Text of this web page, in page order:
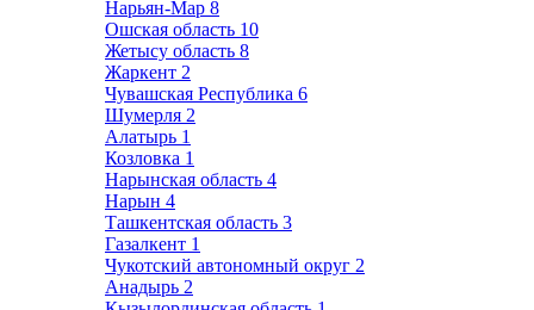
Нарьян-Мар 8
Ошская область 10
Жетысу область 8
Жаркент 2
Чувашская Республика 6
Шумерля 2
Алатырь 1
Козловка 1
Нарынская область 4
Нарын 4
Ташкентская область 3
Газалкент 1
Чукотский автономный округ 2
Анадырь 2